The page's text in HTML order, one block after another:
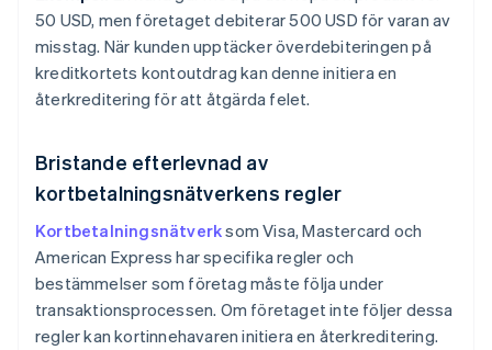
50 USD, men företaget debiterar 500 USD för varan av
misstag. När kunden upptäcker överdebiteringen på
kreditkortets kontoutdrag kan denne initiera en
återkreditering för att åtgärda felet.
Bristande efterlevnad av
kortbetalningsnätverkens regler
Kortbetalningsnätverksom Visa, Mastercard och
American Express har specifika regler och
bestämmelser som företag måste följa under
transaktionsprocessen. Om företaget inte följer dessa
regler kan kortinnehavaren initiera en återkreditering.